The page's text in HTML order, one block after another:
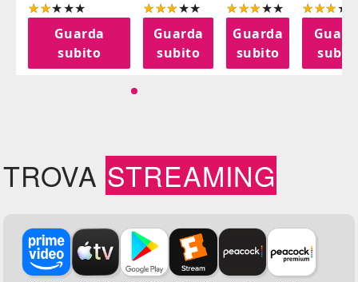
Guarda
subito
Guarda
subito
Guarda
subito
TROVA STREAMING